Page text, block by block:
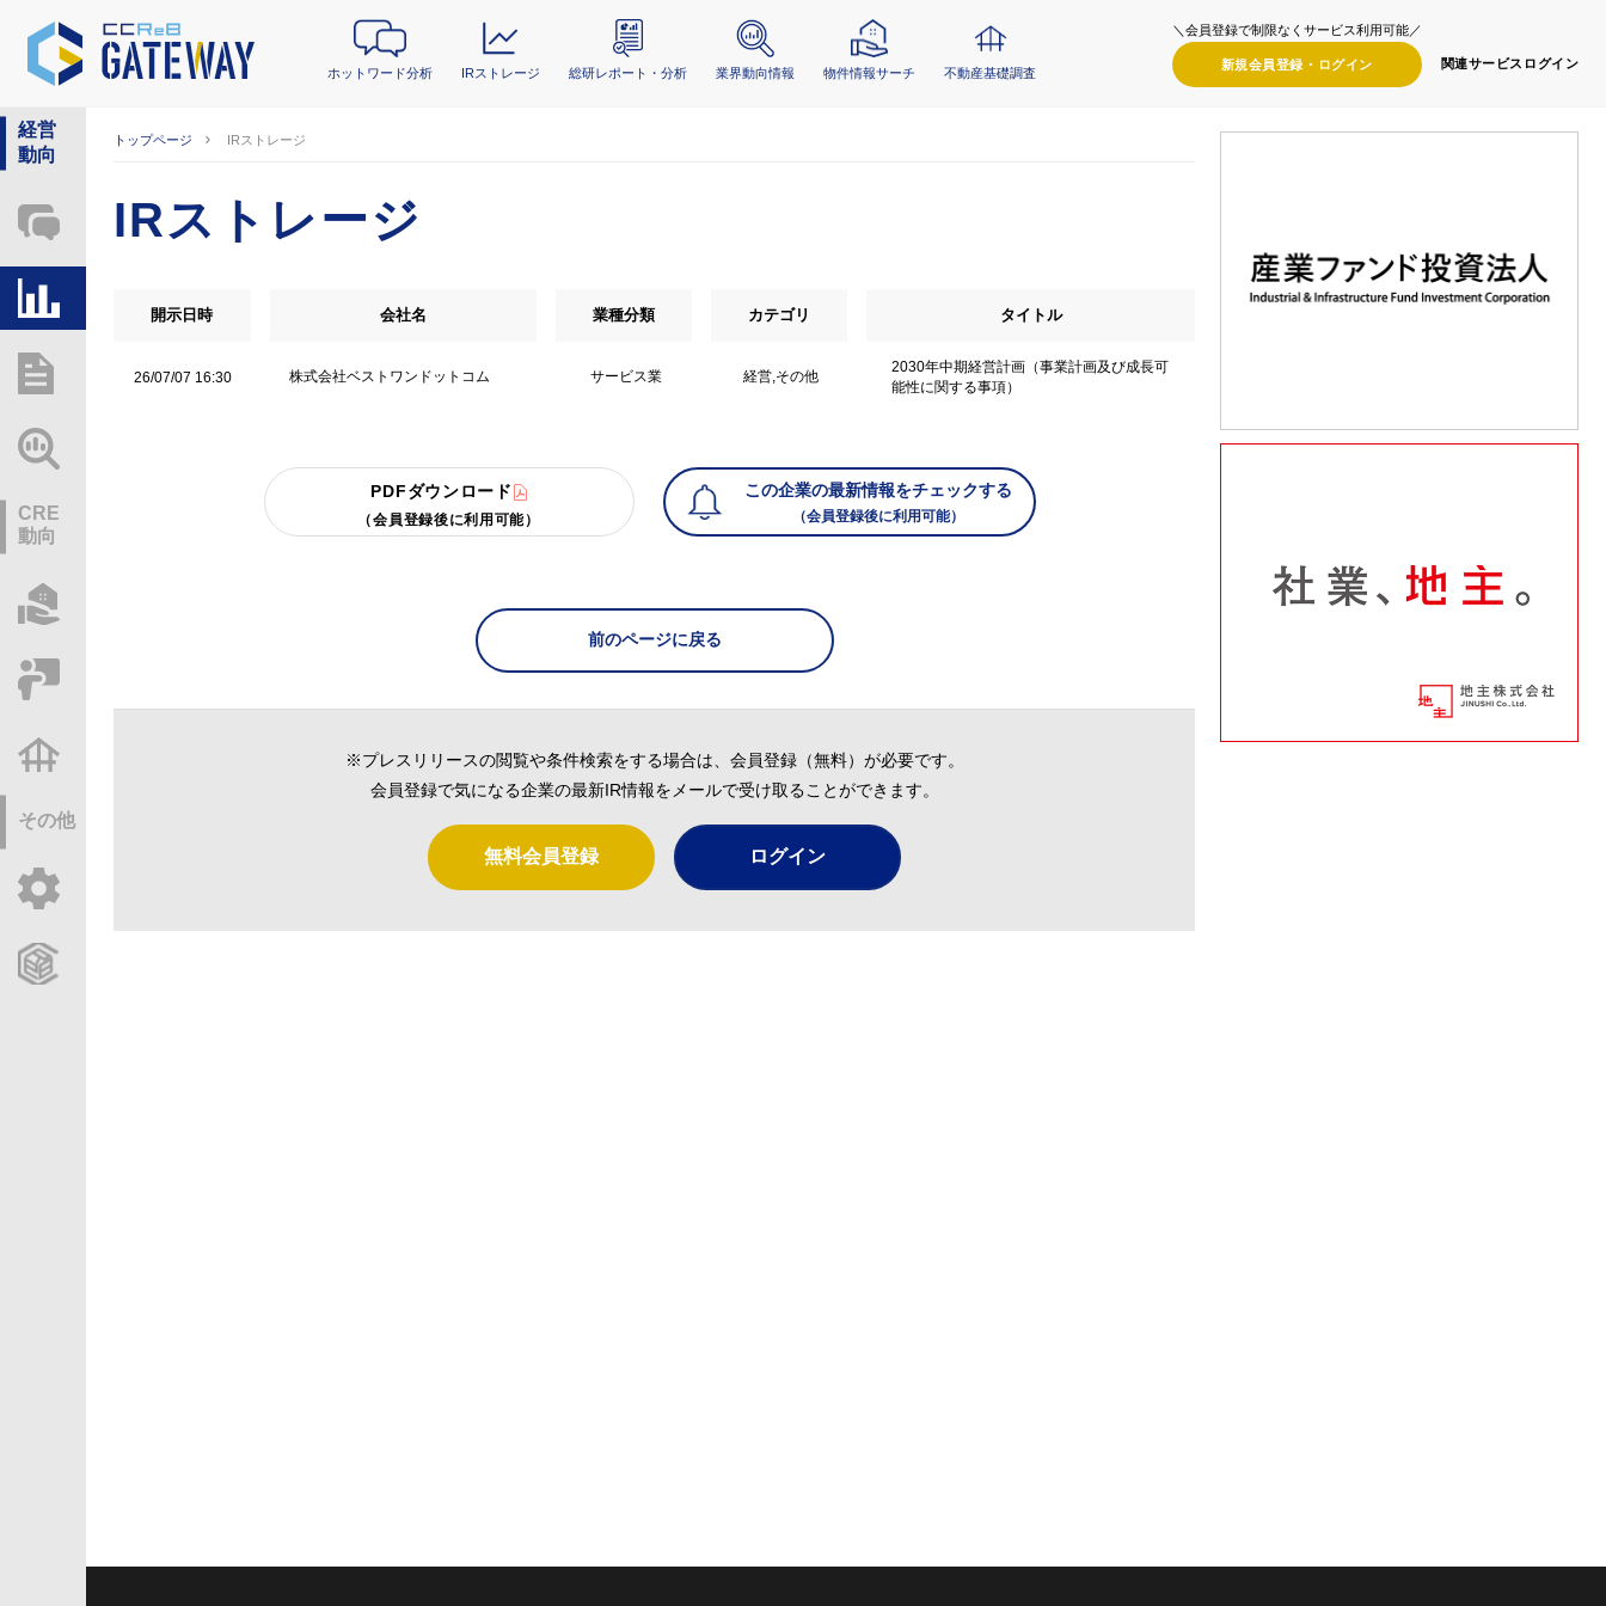
ホットワード分析 IRストレージ 総研レポート・分析 業界動向情報 物件情報サーチ 不動産基礎調査
＼会員登録で制限なくサービス利用可能／
新規会員登録・ ログイン 関連サービス ログイン
経営
動向
ホットワード分析
総研レポート・分析
CRE
動向
その他
トップページ IRストレージ
IRストレージ
開示日時 会社名 業種分類 カテゴリ タイトル
26/07/07 16:30 株式会社ベストワンドットコム サービス業 経営,その他
2030年中期経営計画（事業計画及び成長可
能性に関する事項）
PDFダウンロード
（会員登録後に利用可能）
この企業の最新情報をチェックする
（会員登録後に利用可能）
前のページに戻る
※プレスリリースの閲覧や条件検索をする場合は、会員登録（無料）が必要です。
会員登録で気になる企業の最新IR情報をメールで受け取ることができます。
無料会員登録 ログイン